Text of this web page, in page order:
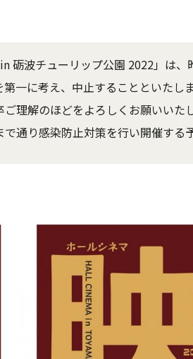
砺波チューリップ公園 2022」は
一に考え、中止することといたし
理解のほどをよろしくお願いい
通り感染防止対策を行い開催する予